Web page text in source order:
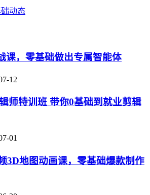
动态
课，零基础做出专属智能体
12
师特训班 带你0基础到就业剪辑
01
3D地图动画课，零基础爆款制作